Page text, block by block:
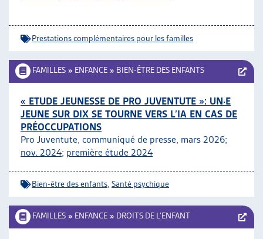
Prestations complémentaires pour les familles
FAMILLES » ENFANCE » BIEN-ÊTRE DES ENFANTS
« ETUDE JEUNESSE DE PRO JUVENTUTE »: UN·E
JEUNE SUR DIX SE TOURNE VERS L’IA EN CAS DE
PRÉOCCUPATIONS
Pro Juventute, communiqué de presse, mars 2026;
nov. 2024; première étude 2024
Bien-être des enfants Santé psychique
FAMILLES » ENFANCE » DROITS DE L’ENFANT